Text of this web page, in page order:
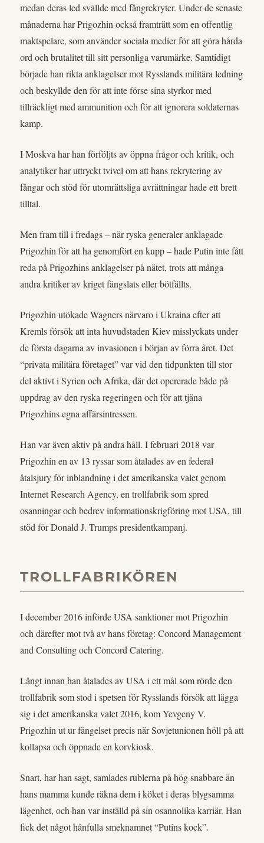
medan deras led svällde med fångrekryter. Under de senaste
månaderna har Prigozhin också framträtt som en offentlig
maktspelare, som använder sociala medier för att göra hårda
ord och brutalitet till sitt personliga varumärke. Samtidigt
började han rikta anklagelser mot Rysslands militära ledning
och beskyllde den för att inte förse sina styrkor med
tillräckligt med ammunition och för att ignorera soldaternas
kamp.
I Moskva har han förföljts av öppna frågor och kritik, och
analytiker har uttryckt tvivel om att hans rekrytering av
fångar och stöd för utomrättsliga avrättningar hade ett brett
tilltal.
Men fram till i fredags – när ryska generaler anklagade
Prigozhin för att ha genomfört en kupp – hade Putin inte fått
reda på Prigozhins anklagelser på nätet, trots att många
andra kritiker av kriget fängslats eller bötfällts.
Prigozhin utökade Wagners närvaro i Ukraina efter att
Kremls försök att inta huvudstaden Kiev misslyckats under
de första dagarna av invasionen i början av förra året. Det
“privata militära företaget” var vid den tidpunkten till stor
del aktivt i Syrien och Afrika, där det opererade både på
uppdrag av den ryska regeringen och för att tjäna
Prigozhins egna affärsintressen.
Han var även aktiv på andra håll. I februari 2018 var
Prigozhin en av 13 ryssar som åtalades av en federal
åtalsjury för inblandning i det amerikanska valet genom
Internet Research Agency, en trollfabrik som spred
osanningar och bedrev informationskrigföring mot USA, till
stöd för Donald J. Trumps presidentkampanj.
TROLLFABRIKÖREN
I december 2016 införde USA sanktioner mot Prigozhin
och därefter mot två av hans företag: Concord Management
and Consulting och Concord Catering.
Långt innan han åtalades av USA i ett mål som rörde den
trollfabrik som stod i spetsen för Rysslands försök att lägga
sig i det amerikanska valet 2016, kom Yevgeny V.
Prigozhin ut ur fängelset precis när Sovjetunionen höll på att
kollapsa och öppnade en korvkiosk.
Snart, har han sagt, samlades rublerna på hög snabbare än
hans mamma kunde räkna dem i köket i deras blygsamma
lägenhet, och han var inställd på sin osannolika karriär. Han
fick det något hånfulla smeknamnet “Putins kock”.